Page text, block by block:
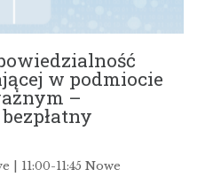
w podmiocie
–
11:00-11:45 Nowe